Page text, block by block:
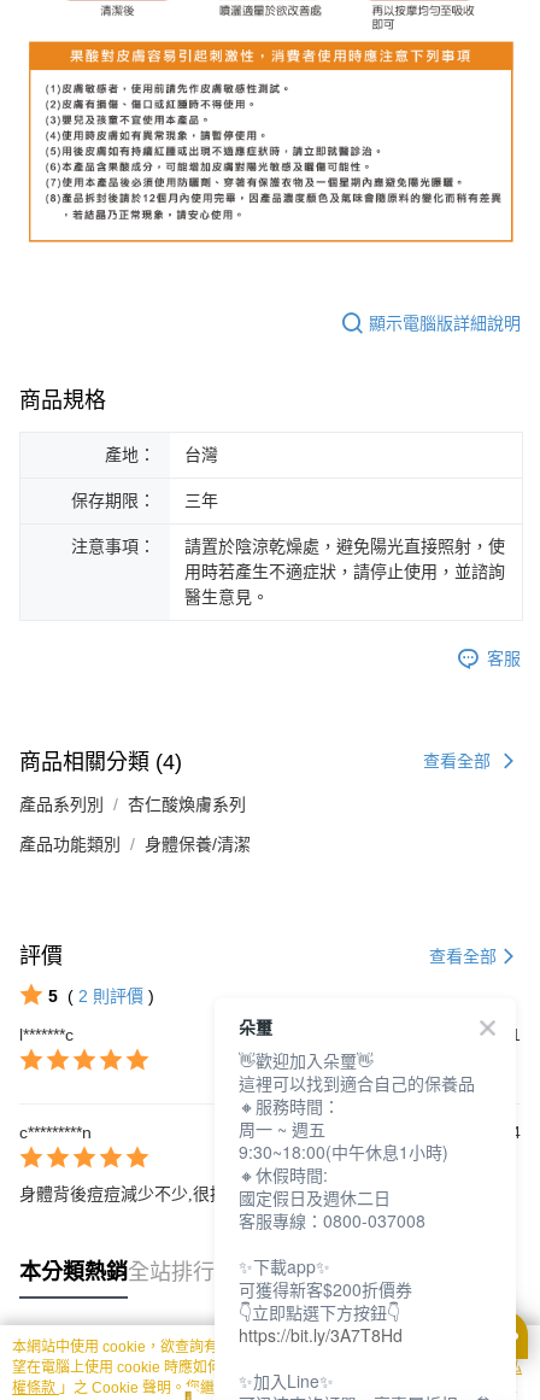
顯示電腦版詳細說明
商品規格
產地： 台灣
保存期限： 三年
注意事項：
請置於陰涼乾燥處，避免陽光直接照射，使
用時若產生不適症狀，請停止使用，並諮詢
醫生意見。
客服
商品相關分類 (4) 查看全部
產品系列別 杏仁酸煥膚系列
產品功能類別 身體保養/清潔
評價 查看全部
5 ( 2 則評價 )
l*******c
2025/11/01
c*********n 2022/08/04
身體背後痘痘減少不少,很推薦!!!
本分類熱銷全站排行
熱門標籤
本網站中使用 cookie，欲查詢有關本網站使用 cookie 方式之詳情，及若您不希
望在電腦上使用 cookie 時應如何變更電腦的 cookie 設定，請參閱本網站「
隱私
權條款 」之 Cookie 聲明。您繼續使用本網站即表示您同意本公司得按本網站使
朵璽
👋歡迎加入朵璽👋
這裡可以找到適合自己的保養品
🔸服務時間：
周一 ~ 週五
9:30~18:00(中午休息1小時)
🔸休假時間:
國定假日及週休二日
客服專線：0800-037008
✨下載app✨
可獲得新客$200折價券
👇立即點選下方按鈕👇
https://bit.ly/3A7T8Hd
✨加入Line✨